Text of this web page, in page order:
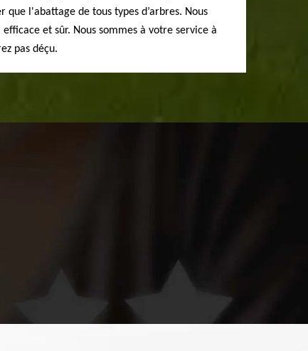
que l'abattage de tous types d’arbres. Nous
et sûr. Nous sommes à votre service à
pas déçu.